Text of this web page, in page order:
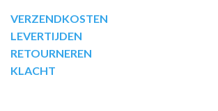
VERZENDKOSTEN
LEVERTIJDEN
RETOURNEREN
KLACHT